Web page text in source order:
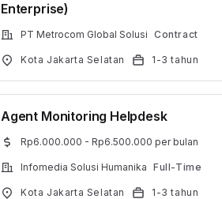
Enterprise)
PT Metrocom Global Solusi Contract
Kota Jakarta Selatan 1-3 tahun
Agent Monitoring Helpdesk
Rp6.000.000 - Rp6.500.000 per bulan
Infomedia Solusi Humanika Full-Time
Kota Jakarta Selatan 1-3 tahun